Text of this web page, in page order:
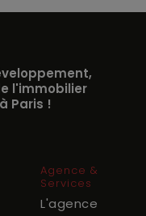
l'immobilier
Paris !
Agence &
Services
L'agence